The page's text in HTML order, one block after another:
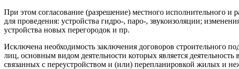
При этом согласование (разрешение) местного исполнительного и
для проведения: устройства гидро-, паро-, звукоизоляции;
устройства новых перегородок и пр.
Исключена необходимость заключения договоров строительного
лиц, основным видом деятельности которых является
связанных с переустройством и (или) перепланировкой жилых и